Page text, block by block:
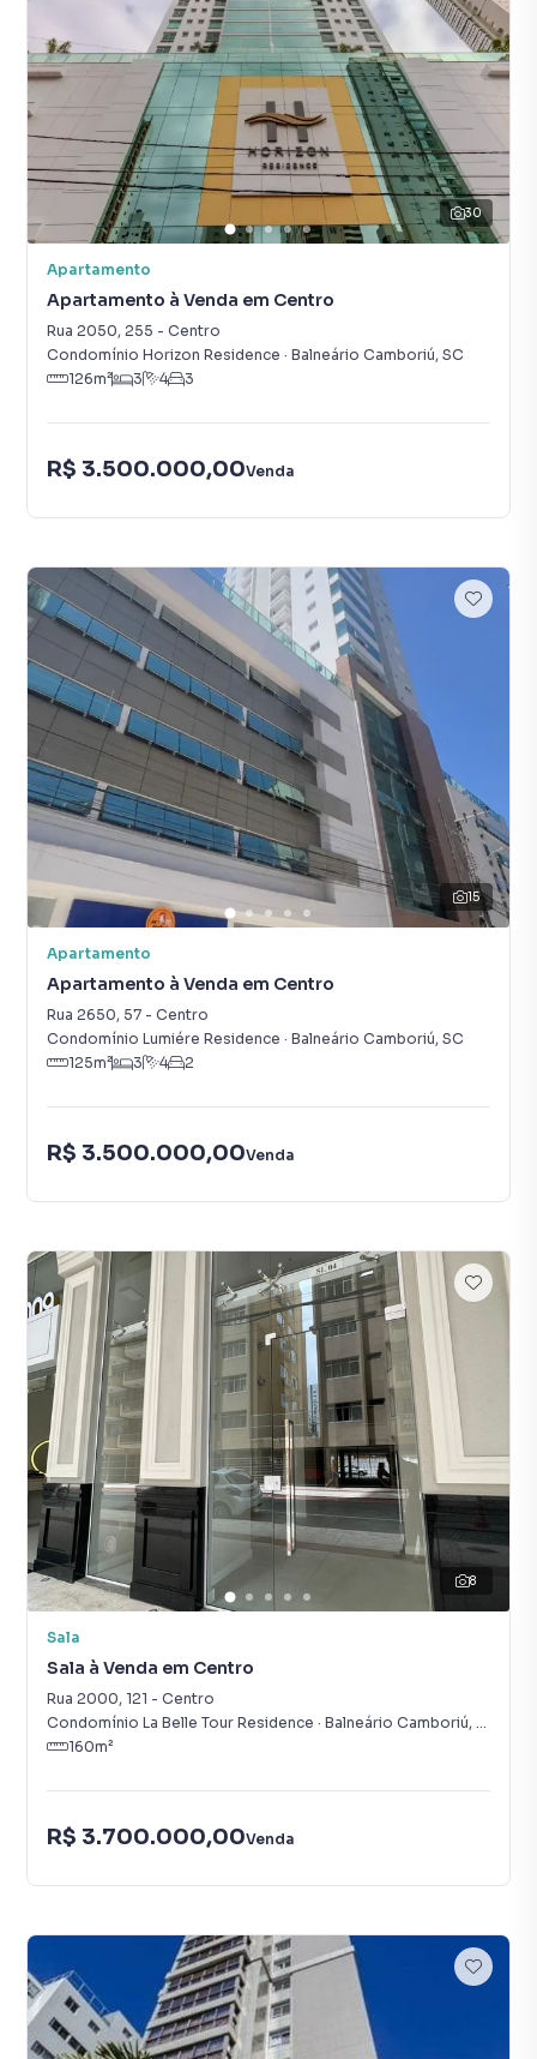
30
Apartamento
Apartamento à Venda em Centro
Rua 2050, 255 - Centro
Condomínio Horizon Residence · Balneário Camboriú, SC
126m² 3 4 3
R$ 3.500.000,00Venda
15
Apartamento
Apartamento à Venda em Centro
Rua 2650, 57 - Centro
Condomínio Lumiére Residence · Balneário Camboriú, SC
125m² 3 4 2
R$ 3.500.000,00Venda
8
Sala
Sala à Venda em Centro
Rua 2000, 121 - Centro
Condomínio La Belle Tour Residence · Balneário Camboriú, SC
160m²
R$ 3.700.000,00Venda